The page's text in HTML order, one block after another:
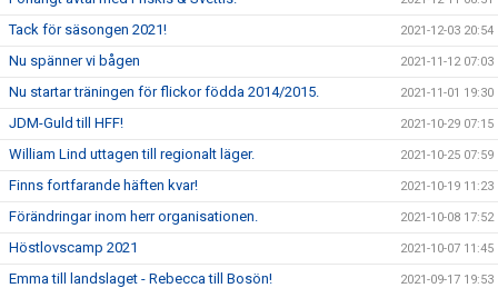
Tack för säsongen 2021! 2021-12-03 20:54
Nu spänner vi bågen 2021-11-12 07:03
Nu startar träningen för flickor födda 2014/2015. 2021-11-01 19:30
JDM-Guld till HFF! 2021-10-29 07:15
William Lind uttagen till regionalt läger. 2021-10-25 07:59
Finns fortfarande häften kvar! 2021-10-19 11:23
Förändringar inom herr organisationen. 2021-10-08 17:52
Höstlovscamp 2021 2021-10-07 11:45
Emma till landslaget - Rebecca till Bosön! 2021-09-17 19:53